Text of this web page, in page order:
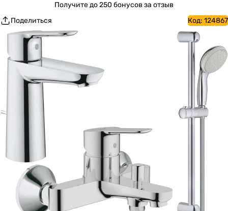
Получитедо 250 бонусов за отзыв
Поделиться
Код: 124867